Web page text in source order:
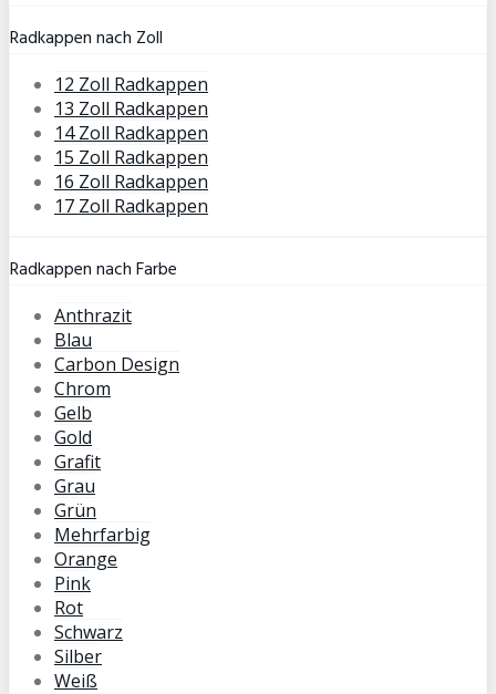
Radkappen nach Zoll
12 Zoll Radkappen
13 Zoll Radkappen
14 Zoll Radkappen
15 Zoll Radkappen
16 Zoll Radkappen
17 Zoll Radkappen
Radkappen nach Farbe
Anthrazit
Blau
Carbon Design
Chrom
Gelb
Gold
Grafit
Grau
Grün
Mehrfarbig
Orange
Pink
Rot
Schwarz
Silber
Weiß